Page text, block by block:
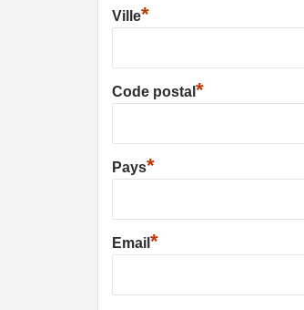
Ville*
Code postal *
Pays*
Email *